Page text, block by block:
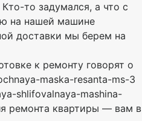
то задумался, а что с
на нашей машине
доставки мы берем на
к ремонту говорят о
maska-resanta-ms-3
shlifovalnaya-mashina-
ремонта квартиры — вам в